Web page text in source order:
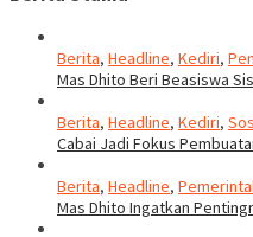
Berita, Headline, Kediri,
Mas Dhito Beri Beasiswa
Berita, Headline, Kediri,
Cabai Jadi Fokus
Berita, Headline,
Mas Dhito Ingatkan